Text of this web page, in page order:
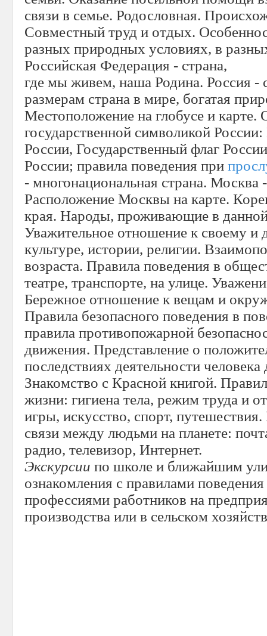
связи в семье. Родословная.
Совместный труд и отдых.
разных природных условиях, в
Российская Федерация - страна,
где мы живем, наша Родина. Россия -
размерам страна в мире, богатая
Местоположение на глобусе и карте.
государственной символикой
России, Государственный флаг
России; правила поведения при
- многонациональная страна. Москва
Расположение Москвы на карте.
края. Народы, проживающие в
Уважительное отношение к своему и
культуре, истории, религии.
возраста. Правила поведения в
театре, транспорте, на улице.
Бережное отношение к вещам и
Правила безопасного поведения в
правила противопожарной
движения. Представление о
последствиях деятельности
Знакомство с Красной книгой.
жизни: гигиена тела, режим труда и
игры, искусство, спорт,
связи между людьми на планете:
радио, телевизор, Интернет.
Экскурсии по школе и ближайшим
ознакомления с правилами
профессиями работников на
производства или в сельском